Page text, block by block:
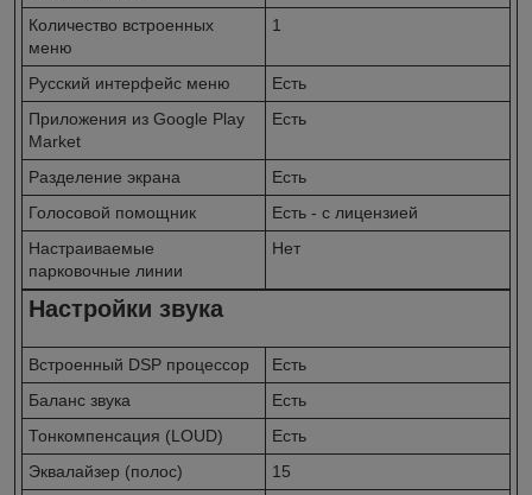
Количество встроенных
меню
1
Русский интерфейс меню
Есть
Приложения из Google Play
Market
Есть
Разделение экрана
Есть
Голосовой помощник
Есть - с лицензией
Настраиваемые
парковочные линии
Нет
Настройки звука
Встроенный DSP процессор
Есть
Баланс звука
Есть
Тонкомпенсация (LOUD)
Есть
Эквалайзер (полос)
15